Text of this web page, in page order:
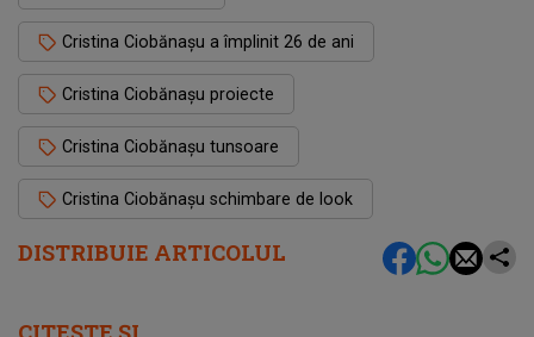
DISTRIBUIE ARTICOLUL
Cristina Ciobănașu a împlinit 26 de ani
Cristina Ciobănașu proiecte
Cristina Ciobănașu tunsoare
Cristina Ciobănașu schimbare de look